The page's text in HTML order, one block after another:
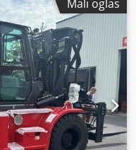
viljuške: 1.200 mm,
Bobcat Csdexz
Mali oglas